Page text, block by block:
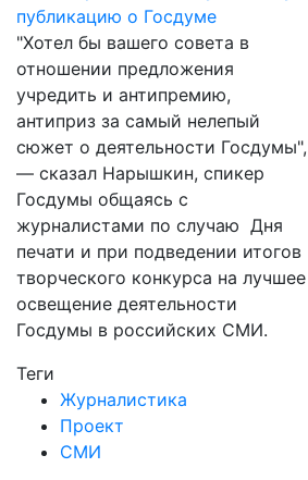
"Хотел бы вашего совета в
отношении предложения
учредить и антипремию,
антиприз за самый нелепый
сюжет о деятельности Госдумы",
— сказал Нарышкин, спикер
Госдумы общаясь с
журналистами по случаю Дня
печати и при подведении итогов
творческого конкурса на лучшее
освещение деятельности
Госдумы в российских СМИ.
Теги
Журналистика
Проект
СМИ